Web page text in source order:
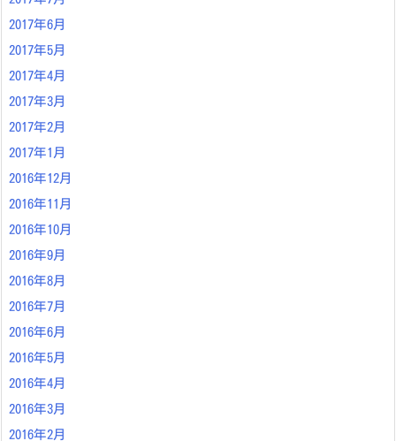
2017年6月
2017年5月
2017年4月
2017年3月
2017年2月
2017年1月
2016年12月
2016年11月
2016年10月
2016年9月
2016年8月
2016年7月
2016年6月
2016年5月
2016年4月
2016年3月
2016年2月